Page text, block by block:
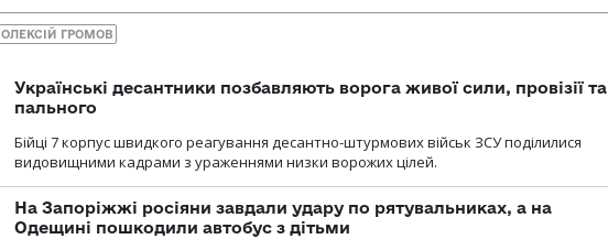
ОЛЕКСІЙ ГРОМОВ
Українські десантники позбавляють ворога живої сили, провізії та
пального
Бійці 7 корпус швидкого реагування десантно-штурмових військ ЗСУ поділилися
видовищними кадрами з ураженнями низки ворожих цілей.
На Запоріжжі росіяни завдали удару по рятувальниках, а на
Одещині пошкодили автобус з дітьми